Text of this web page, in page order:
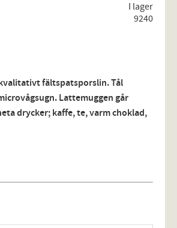
I lager
9240
fältspatsporslin. Tål
Lattemuggen går
drycker; kaffe, te, varm choklad,